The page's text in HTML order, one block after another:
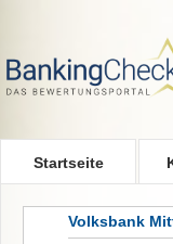
Startseite
Volksbank